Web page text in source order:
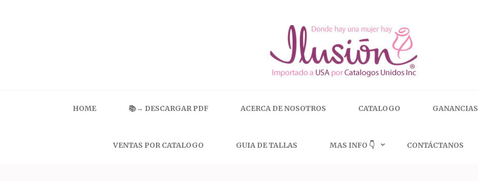
HOME 📚→ DESCARGAR PDF ACERCA DE NOSOTROS CATALOGO
VENTAS POR CATALOGO GUIA DE TALLAS MAS INFO 👇 CONTÁCTANOS